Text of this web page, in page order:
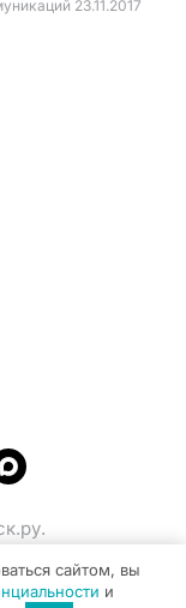
23.11.2017
и массовых
сайтом, вы
и